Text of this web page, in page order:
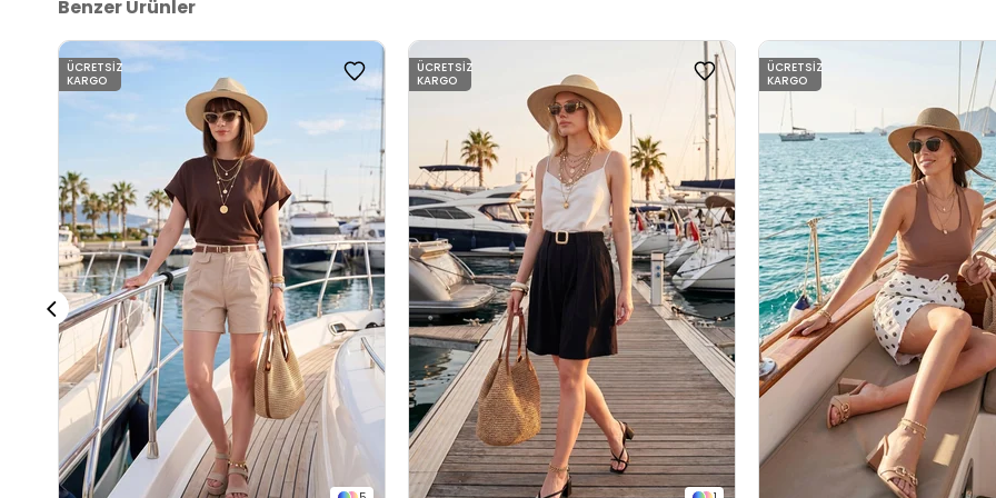
Benzer Ürünler
ÜCRETSIZ
KARGO
ÜCRETSIZ
KARGO
ÜCRETSIZ
KARGO